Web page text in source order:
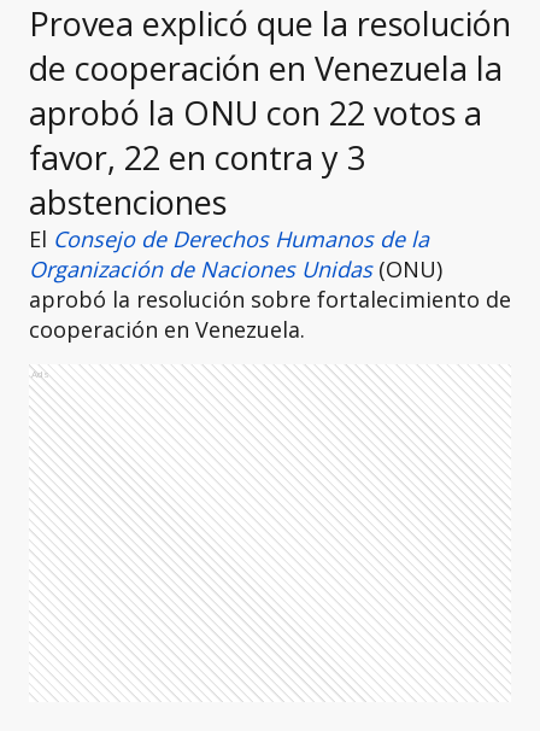
Provea explicó que la resolución
de cooperación en Venezuela la
aprobó la ONU con 22 votos a
favor, 22 en contra y 3
abstenciones
El Consejo de Derechos Humanos de la
Organización de Naciones Unidas(ONU)
aprobó la resolución sobre fortalecimiento de
cooperación en Venezuela.
Ads